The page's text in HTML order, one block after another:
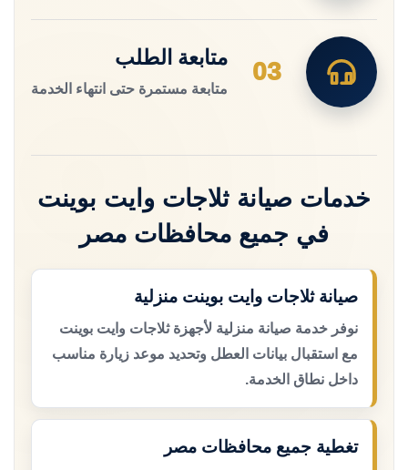
03
متابعة الطلب
متابعة مستمرة حتى انتهاء الخدمة
خدمات صيانة ثلاجات وايت بوينت
في جميع محافظات مصر
صيانة ثلاجات وايت بوينت منزلية
نوفر خدمة صيانة منزلية لأجهزة ثلاجات وايت بوينت
مع استقبال بيانات العطل وتحديد موعد زيارة مناسب
داخل نطاق الخدمة.
تغطية جميع محافظات مصر